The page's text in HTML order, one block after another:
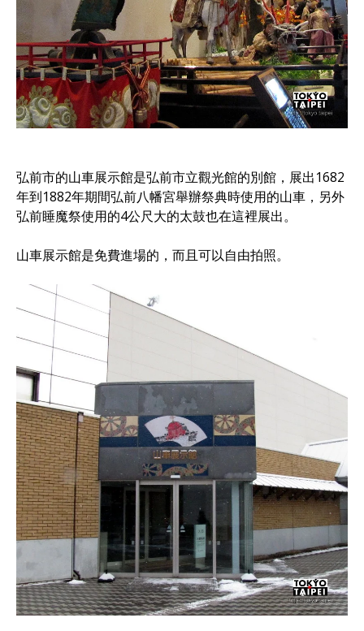
弘前市的山車展示館是弘前市立觀光館的別館，展出1682
年到1882年期間弘前八幡宮舉辦祭典時使用的山車，另外
弘前睡魔祭使用的4公尺大的太鼓也在這裡展出。
山車展示館是免費進場的，而且可以自由拍照。